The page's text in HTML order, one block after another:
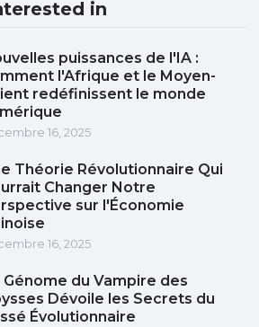
in
puissances de l'IA :
l'Afrique et le Moyen-
redéfinissent le monde
16, 2025
Théorie Révolutionnaire Qui
Changer Notre
sur l'Économie
16, 2025
Génome du Vampire des
Dévoile les Secrets du
Évolutionnaire